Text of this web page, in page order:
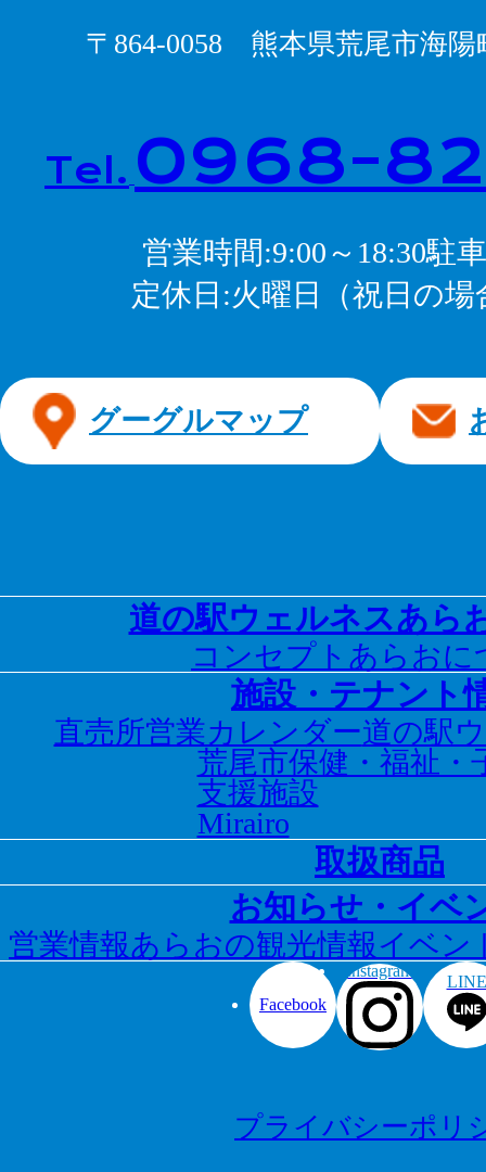
〒864-0058 熊本県荒尾市海陽
Tel. 0968-
営業時間 9:00～18:30駐
定休日 火曜日（祝日の
グーグルマップ
道の駅ウェルネスあら
コンセプト あらおに
施設・テナント
直売所営業カレンダー道の駅
荒尾市保健・福祉・
支援施設
Mirairo
取扱商品
お知らせ・イベ
営業情報あらおの観光情報イベン
Facebook
Instagram
LINE
プライバシーポリ